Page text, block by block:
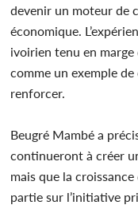
devenir un moteur de
économique.
ivoirien tenu en
comme un exemple de
renforcer.
Beugré Mambé a
continueront à créer
mais que la
partie sur l’initiative